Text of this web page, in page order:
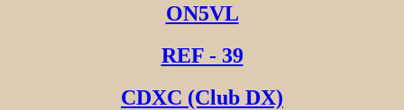
ON5VL
REF - 39
CDXC (Club DX)